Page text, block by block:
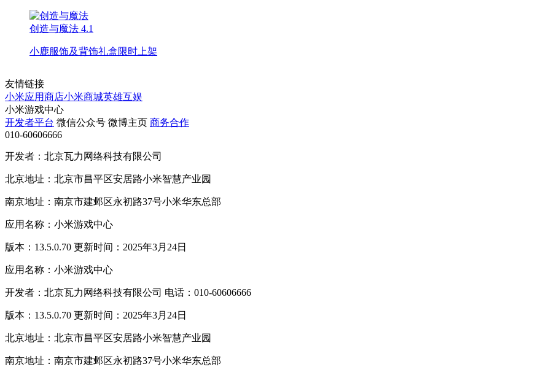
创造与魔法 4.1
小鹿服饰及背饰礼盒限时上架
友情链接
小米应用商店小米商城英雄互娱
小米游戏中心
开发者平台 微信公众号 微博主页 商务合作
010-60606666
开发者：北京瓦力网络科技有限公司
北京地址：北京市昌平区安居路小米智慧产业园
南京地址：南京市建邺区永初路37号小米华东总部
应用名称：小米游戏中心
版本：13.5.0.70 更新时间：2025年3月24日
应用名称：小米游戏中心
开发者：北京瓦力网络科技有限公司 电话：010-60606666
版本：13.5.0.70 更新时间：2025年3月24日
北京地址：北京市昌平区安居路小米智慧产业园
南京地址：南京市建邺区永初路37号小米华东总部